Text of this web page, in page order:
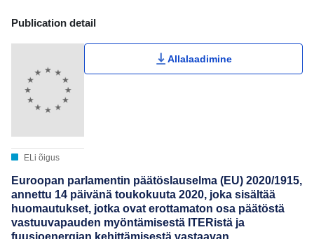
Publication Detail Actions Portlet
Publication detail
ELi õigus
Allalaadimine
Euroopan parlamentin päätöslauselma (EU) 2020/1915,
annettu 14 päivänä toukokuuta 2020, joka sisältää
huomautukset, jotka ovat erottamaton osa päätöstä
vastuuvapauden myöntämisestä ITERistä ja
fuusioenergian kehittämisestä vastaavan